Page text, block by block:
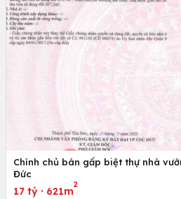
Chính chủ bán gấp biệt thự nhà
Đức
17 tỷ · 621m
2